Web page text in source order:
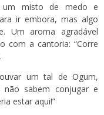
um misto de medo e
ir embora, mas algo
Um aroma agradável
com a cantoria: “Corre
um tal de Ogum,
sabem conjugar e
estar aqui!”